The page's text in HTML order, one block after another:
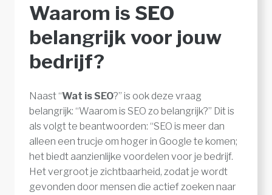
Waarom is SEO
belangrijk voor jouw
bedrijf?
Naast “Wat is SEO?” is ook deze vraag
belangrijk: “Waarom is SEO zo belangrijk?” Dit is
als volgt te beantwoorden: “SEO is meer dan
alleen een trucje om hoger in Google te komen;
het biedt aanzienlijke voordelen voor je bedrijf.
Het vergroot je zichtbaarheid, zodat je wordt
gevonden door mensen die actief zoeken naar